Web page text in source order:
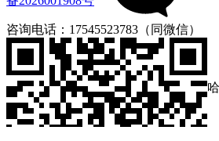
咨询电话：17545523783（同微信）
营业时间：9:00-18:00
店铺地址：黑龙江省哈尔滨市南岗区
段第loft4栋1212号